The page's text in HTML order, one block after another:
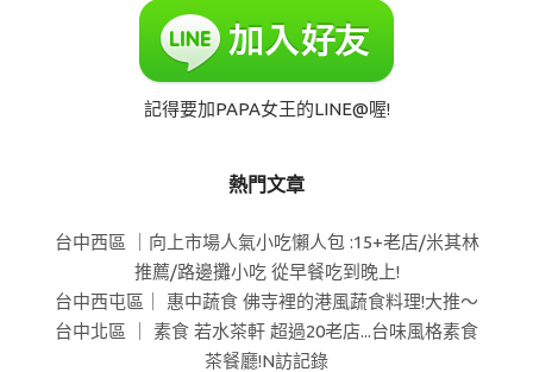
記得要加PAPA女王的LINE@喔!
熱門文章
台中西區 ｜向上市場人氣小吃懶人包 :15+老店/米其林
推薦/路邊攤小吃 從早餐吃到晚上!
台中西屯區｜ 惠中蔬食 佛寺裡的港風蔬食料理!大推～
台中北區 ｜ 素食 若水茶軒 超過20老店...台味風格素食
茶餐廳!N訪記錄